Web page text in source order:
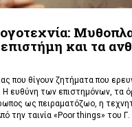
και τα
που θίγουν ζητήματα που
ευθύνη των επιστημόνων, τα
ως πειραματόζωο, η
την ταινία «Poor things» του Γ.